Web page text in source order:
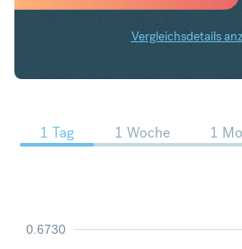
Vergleichsdetails
SGD in EUR
1 Tag 1 Woche 1
0.6730